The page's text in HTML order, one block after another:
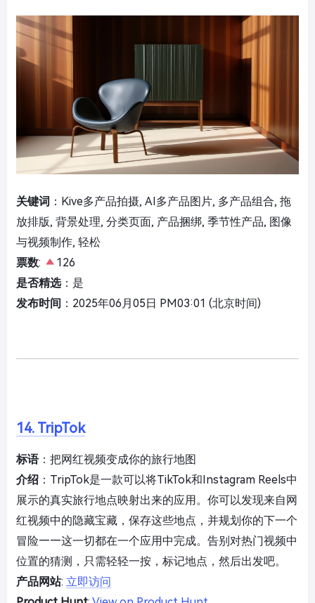
关键词 ：Kive多产品拍摄, AI多产品图片, 多产品组合, 拖
放排版, 背景处理, 分类页面, 产品捆绑, 季节性产品, 图像
与视频制作, 轻松
票数:
126
是否精选：是
发布时间 ：2025年06月05日 PM03:01 (北京时间)
14. TripTok
标语：把网红视频变成你的旅行地图
介绍 ：TripTok是一款可以将TikTok和Instagram Reels中
展示的真实旅行地点映射出来的应用。你可以发现来自网
红视频中的隐藏宝藏，保存这些地点，并规划你的下一个
冒险——这一切都在一个应用中完成。告别对热门视频中
位置的猜测，只需轻轻一按，标记地点，然后出发吧。
产品网站: 立即访问